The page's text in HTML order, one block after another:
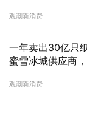
观潮新消费
一年卖出30亿只
蜜雪冰城供应商
观潮新消费